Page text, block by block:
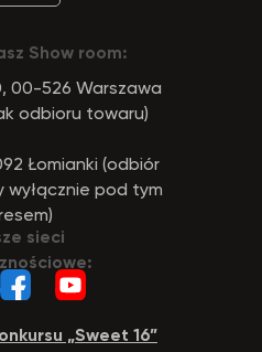
„Sweet 16”
Show room:
00-526 Warszawa
odbioru towaru)
Łomianki (odbiór
wyłącznie pod tym
sieci